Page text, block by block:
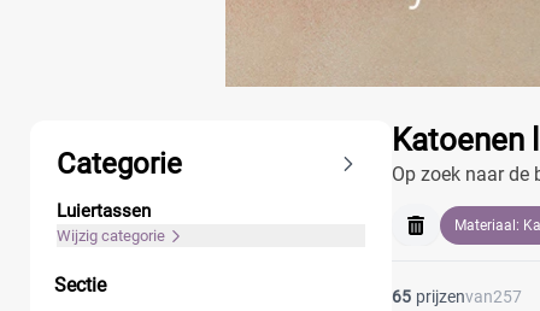
Categorie
Luiertassen
Wijzig categorie
Sectie
Katoenen
Op zoek naar de
Producten
Materiaal:
65 prijzenvan257